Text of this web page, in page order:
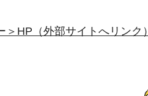
HP（外部サイトへリンク）